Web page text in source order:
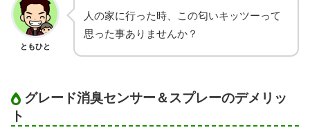
ともひと
人の家に行った時、この匂いキッツーって
思った事ありませんか？
グレード消臭センサー＆スプレーのデメリッ
ト